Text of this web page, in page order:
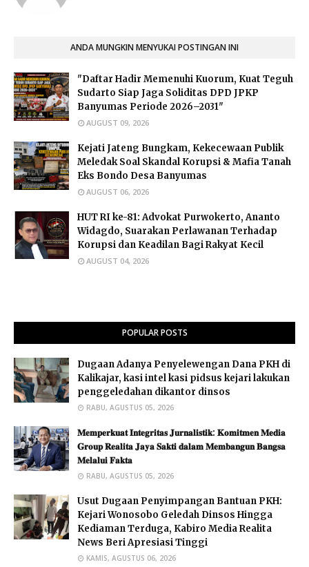
ANDA MUNGKIN MENYUKAI POSTINGAN INI
"Daftar Hadir Memenuhi Kuorum, Kuat Teguh
Sudarto Siap Jaga Soliditas DPD JPKP
Banyumas Periode 2026–2031"
AUGUST 09, 2026
Kejati Jateng Bungkam, Kekecewaan Publik
Meledak Soal Skandal Korupsi & Mafia Tanah
Eks Bondo Desa Banyumas
AUGUST 06, 2026
HUT RI ke-81: Advokat Purwokerto, Ananto
Widagdo, Suarakan Perlawanan Terhadap
Korupsi dan Keadilan Bagi Rakyat Kecil
AUGUST 04, 2026
POPULAR POSTS
Dugaan Adanya Penyelewengan Dana PKH di
Kalikajar, kasi intel kasi pidsus kejari lakukan
penggeledahan dikantor dinsos
RABU, AGUSTUS 05, 2026
𝐌𝐞𝐦𝐩𝐞𝐫𝐤𝐮𝐚𝐭 𝐈𝐧𝐭𝐞𝐠𝐫𝐢𝐭𝐚𝐬 𝐉𝐮𝐫𝐧𝐚𝐥𝐢𝐬𝐭𝐢𝐤: 𝐊𝐨𝐦𝐢𝐭𝐦𝐞𝐧 𝐌𝐞𝐝𝐢𝐚
𝐆𝐫𝐨𝐮𝐩 𝐑𝐞𝐚𝐥𝐢𝐭𝐚 𝐉𝐚𝐲𝐚 𝐒𝐚𝐤𝐭𝐢 𝐝𝐚𝐥𝐚𝐦 𝐌𝐞𝐦𝐛𝐚𝐧𝐠𝐮𝐧 𝐁𝐚𝐧𝐠𝐬𝐚
𝐌𝐞𝐥𝐚𝐥𝐮𝐢 𝐅𝐚𝐤𝐭𝐚 ​
RABU, AGUSTUS 05, 2026
Usut Dugaan Penyimpangan Bantuan PKH:
Kejari Wonosobo Geledah Dinsos Hingga
Kediaman Terduga, Kabiro Media Realita
News Beri Apresiasi Tinggi
KAMIS, AGUSTUS 06, 2026